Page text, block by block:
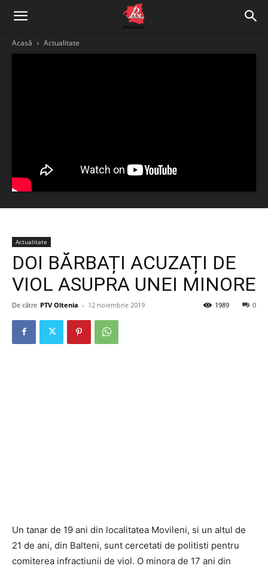
Acasă Actualitate
Actualitate
DOI BĂRBAȚI ACUZAȚI DE
VIOL ASUPRA UNEI MINORE
De către PTV Oltenia - 12 noiembrie 2019 0
1989
Un tanar de 19 ani din localitatea Movileni, si un altul de
21 de ani, din Balteni, sunt cercetati de politisti pentru
comiterea infractiunii de viol. O minora de 17 ani din